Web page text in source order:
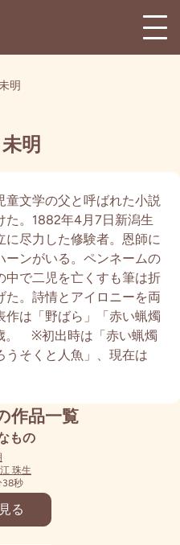
明
明
童文学の父と呼ばれた小説
た。1882年4月7日新潟生
に尽力した修験者。恩師に
ーンがいる。ペンネームの
中で二児を亡くすも筆は折
た。詩情とアイロニーを両
作は「野ばら」「赤い蝋燭
。 ※初出時は「赤い蝋燭
うそくと人魚」、現在は
作品一覧
もの
珠生
38秒
る